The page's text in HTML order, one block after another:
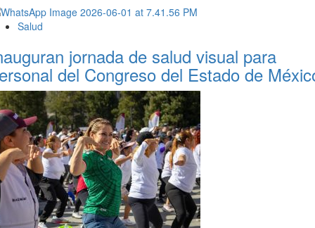
Salud
jornada de salud visual para
del Congreso del Estado de